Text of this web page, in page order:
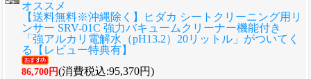
オススメ
【送料無料※沖縄除く】ヒダカ シートクリーニング用リ
ンサー SRV-01C 強力バキュームクリーナー機能付き
「強アルカリ電解水（pH13.2）20リットル」がついてく
る【レビュー特典有】
86,700円(消費税込:95,370円)